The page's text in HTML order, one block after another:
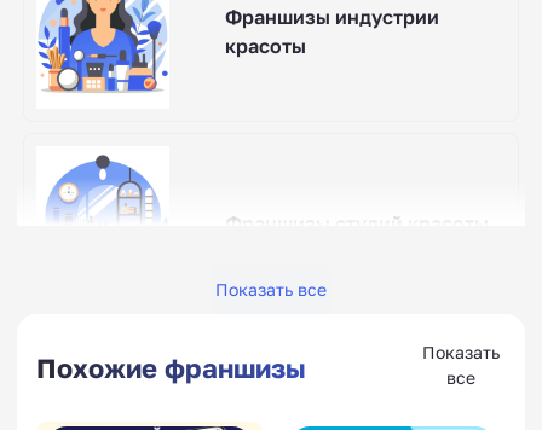
Франшизы индустрии
красоты
Франшизы студий красоты
Показать все
Похожие франшизы
Показать
все